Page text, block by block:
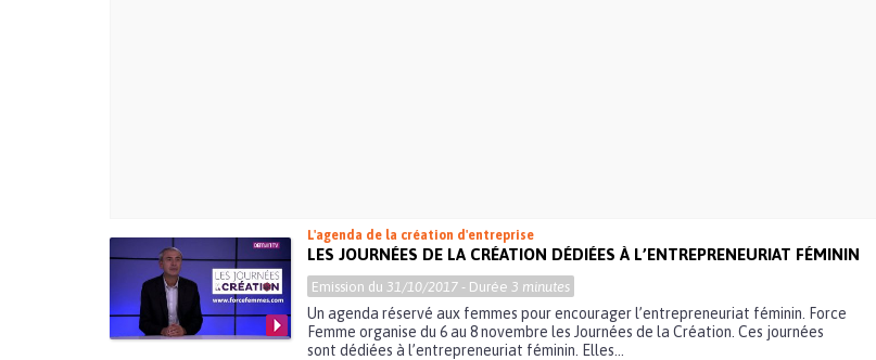
L'agenda de la création d'entreprise
LES JOURNÉES DE LA CRÉATION DÉDIÉES À L’ENTREPRENEURIAT FÉMININ
Emission du 31/10/2017 - Durée 3 minutes
Un agenda réservé aux femmes pour encourager l’entrepreneuriat féminin. Force
Femme organise du 6 au 8 novembre les Journées de la Création. Ces journées
sont dédiées à l’entrepreneuriat féminin. Elles...